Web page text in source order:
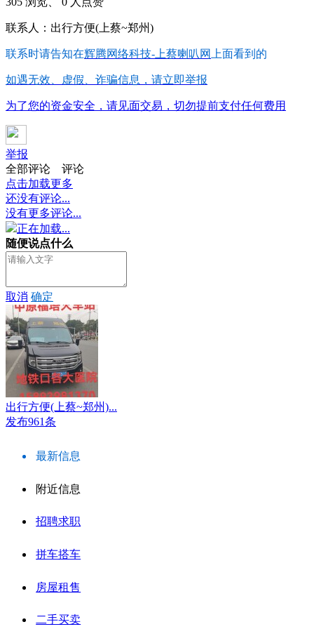
联系人：出行方便(上蔡~郑州)
联系时请告知在辉腾网络科技-上蔡喇叭网 上面看到的
如遇无效、虚假、诈骗信息，请立即举报
为了您的资金安全，请见面交易，切勿提前支付任何费用
举报
全部评论
评论
点击加载更多
还没有评论...
没有更多评论...
正在加载...
随便说点什么
取消 确定
出行方便(上蔡~郑州)...
发布961条
最新信息
附近信息
招聘求职
拼车搭车
房屋租售
二手买卖